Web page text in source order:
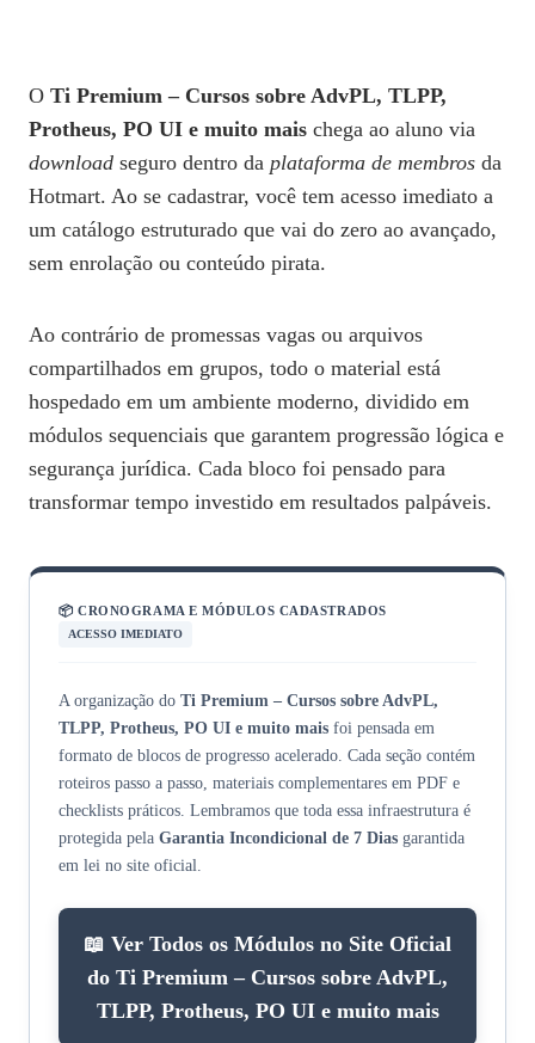
O Ti Premium – Cursos sobre AdvPL, TLPP,
Protheus, PO UI e muito mais chega ao aluno via
download seguro dentro da plataforma de membros da
Hotmart. Ao se cadastrar, você tem acesso imediato a
um catálogo estruturado que vai do zero ao avançado,
sem enrolação ou conteúdo pirata.
Ao contrário de promessas vagas ou arquivos
compartilhados em grupos, todo o material está
hospedado em um ambiente moderno, dividido em
módulos sequenciais que garantem progressão lógica e
segurança jurídica. Cada bloco foi pensado para
transformar tempo investido em resultados palpáveis.
📦 CRONOGRAMA E MÓDULOS CADASTRADOS
ACESSO IMEDIATO
A organização do Ti Premium – Cursos sobre AdvPL,
TLPP, Protheus, PO UI e muito mais foi pensada em
formato de blocos de progresso acelerado. Cada seção contém
roteiros passo a passo, materiais complementares em PDF e
checklists práticos. Lembramos que toda essa infraestrutura é
protegida pela Garantia Incondicional de 7 Dias garantida
em lei no site oficial.
📖 Ver Todos os Módulos no Site Oficial
do Ti Premium – Cursos sobre AdvPL,
TLPP, Protheus, PO UI e muito mais